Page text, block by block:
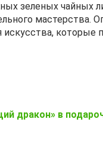
зеленых чайных
искусства,
дракон» в